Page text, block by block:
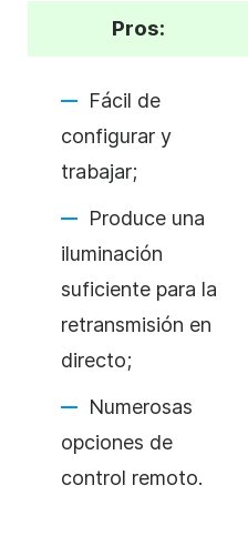
Pros:
Fácil de
configurar y
trabajar;
Produce una
iluminación
suficiente para la
retransmisión en
directo;
Numerosas
opciones de
control remoto.